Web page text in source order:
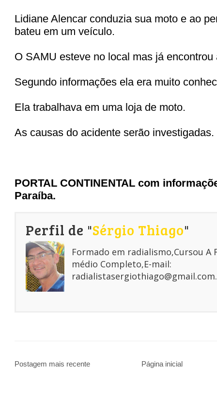
Lidiane Alencar conduzia sua moto e ao
bateu em um veículo.
O SAMU esteve no local mas já
Segundo informações ela era muito
Ela trabalhava em uma loja de moto.
As causas do acidente serão investigadas.
PORTAL CONTINENTAL com
Paraíba.
Perfil de "Sérgio Thiago"
Formado em radialismo,Cursou A
médio Completo,E-mail:
radialistasergiothiago@gmail.com.
Postagem mais recente Página inicial